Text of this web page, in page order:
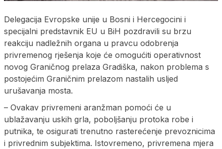
Delegacija Evropske unije u Bosni i Hercegocini i
specijalni predstavnik EU u BiH pozdravili su brzu
reakciju nadležnih organa u pravcu odobrenja
privremenog rješenja koje će omogućiti operativnost
novog Graničnog prelaza Gradiška, nakon problema s
postojećim Graničnim prelazom nastalih usljed
urušavanja mosta.
– Ovakav privremeni aranžman pomoći će u
ublažavanju uskih grla, poboljšanju protoka robe i
putnika, te osigurati trenutno rasterećenje prevoznicima
i privrednim subjektima. Istovremeno, privremena mjera